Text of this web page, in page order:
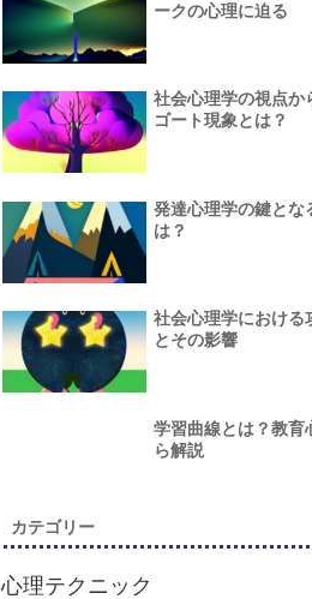
ークの心理に迫る
社会心理学の視点か
ゴート現象とは？
発達心理学の鍵とな
は？
社会心理学における
とその影響
学習曲線とは？教育
ら解説
カテゴリー
心理テクニック